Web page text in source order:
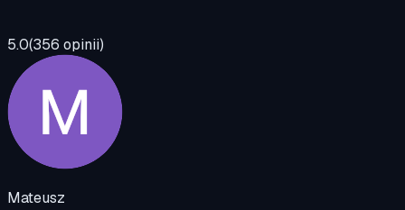
5.0(356 opinii)
Mateusz